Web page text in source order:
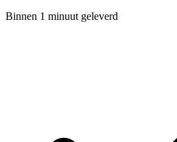
Binnen 1 minuut geleverd